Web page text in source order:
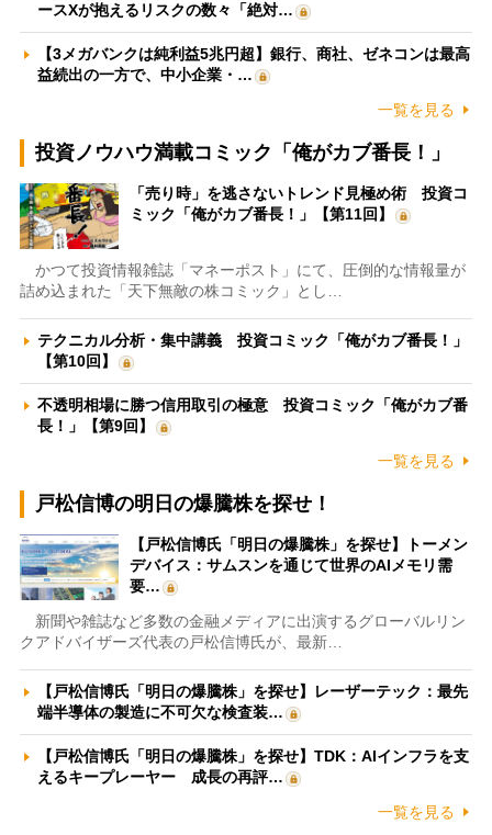
ースXが抱えるリスクの数々「絶対…
【3メガバンクは純利益5兆円超】銀行、商社、ゼネコンは最高
益続出の一方で、中小企業・…
一覧を見る
投資ノウハウ満載コミック「俺がカブ番長！」
「売り時」を逃さないトレンド見極め術 投資コ
ミック「俺がカブ番長！」【第11回】
かつて投資情報雑誌「マネーポスト」にて、圧倒的な情報量が
詰め込まれた「天下無敵の株コミック」とし…
テクニカル分析・集中講義 投資コミック「俺がカブ番長！」
【第10回】
不透明相場に勝つ信用取引の極意 投資コミック「俺がカブ番
長！」【第9回】
一覧を見る
戸松信博の明日の爆騰株を探せ！
【戸松信博氏「明日の爆騰株」を探せ】トーメン
デバイス：サムスンを通じて世界のAIメモリ需
要…
新聞や雑誌など多数の金融メディアに出演するグローバルリン
クアドバイザーズ代表の戸松信博氏が、最新…
【戸松信博氏「明日の爆騰株」を探せ】レーザーテック：最先
端半導体の製造に不可欠な検査装…
【戸松信博氏「明日の爆騰株」を探せ】TDK：AIインフラを支
えるキープレーヤー 成長の再評…
一覧を見る